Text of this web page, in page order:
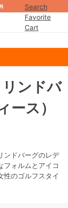
Search
Favorite
Cart
リンドバ
ース）
ンドバーグのレデ
フォルムとアイコ
性のゴルフスタイ